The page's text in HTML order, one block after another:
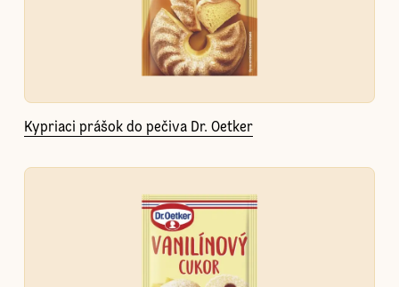
Kypriaci prášok do pečiva Dr. Oetker